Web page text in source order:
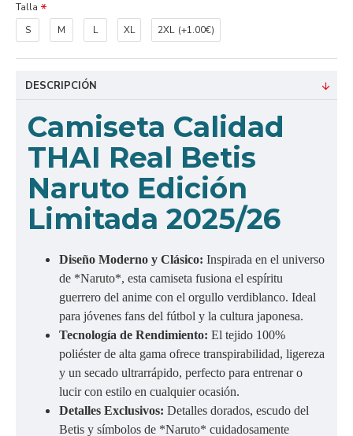
Talla
S
M L XL 2XL (+1.00€)
DESCRIPCIÓN
Camiseta Calidad
THAI Real Betis
Naruto Edición
Limitada 2025/26
Diseño Moderno y Clásico: Inspirada en el universo
de *Naruto*, esta camiseta fusiona el espíritu
guerrero del anime con el orgullo verdiblanco. Ideal
para jóvenes fans del fútbol y la cultura japonesa.
Tecnología de Rendimiento: El tejido 100%
poliéster de alta gama ofrece transpirabilidad, ligereza
y un secado ultrarrápido, perfecto para entrenar o
lucir con estilo en cualquier ocasión.
Detalles Exclusivos: Detalles dorados, escudo del
Betis y símbolos de *Naruto* cuidadosamente